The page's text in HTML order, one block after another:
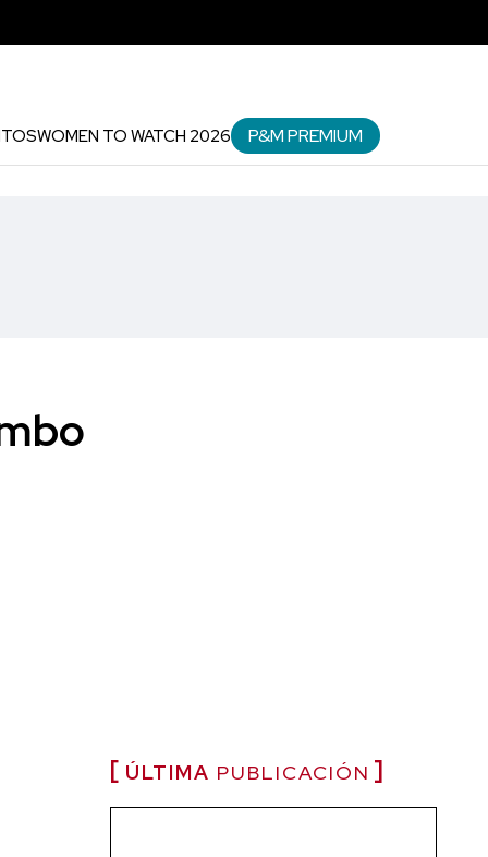
WOMEN TO WATCH 2026 P&M PREMIUM
ÚLTIMA PUBLICACIÓN